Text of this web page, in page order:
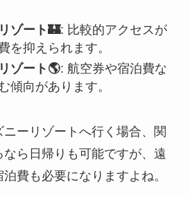
ゾート🏰: 比較的アクセスが
を抑えられます。
ゾート🌎: 航空券や宿泊費な
傾向があります。
ーリゾートへ行く場合、関
ら日帰りも可能ですが、遠
費も必要になりますよね。